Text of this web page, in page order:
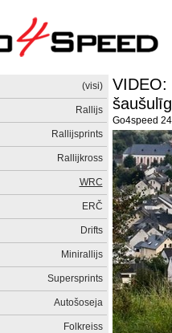
(visi)
Rallijs
Rallijsprints
Rallijkross
WRC
ERČ
Drifts
Minirallijs
Supersprints
Autošoseja
Folkreiss
VIDEO:
Go4speed